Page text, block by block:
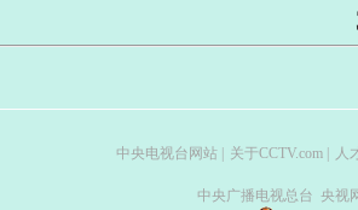
中央电视台网站 关于CCTV.com 人
中央广播电视总台 央视